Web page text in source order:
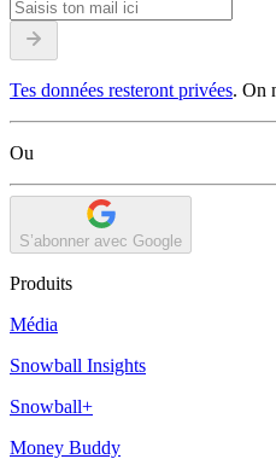
Tes données resteront privées. On
Ou
S’abonner avec Google
Produits
Média
Snowball Insights
Snowball+
Money Buddy